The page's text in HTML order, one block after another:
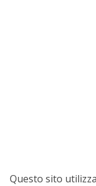
Questo sito